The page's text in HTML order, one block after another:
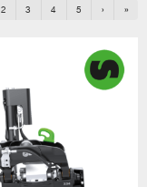
2 3 4 5 › »